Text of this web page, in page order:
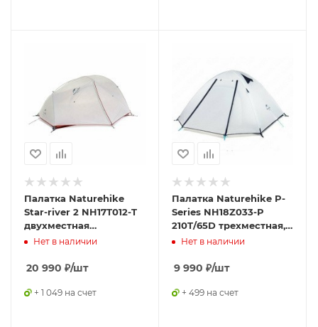
Палатка Naturehike
Star-river 2 NH17T012-T
двухместная
сверхлегкая с
6927595716489
Нет в наличии
20 990 ₽/шт
+ 1 049 на счет
Палатка Naturehike P-
Series NH18Z033-P
210T/65D трехместная,
белая, 6927595729663
Нет в наличии
9 990 ₽/шт
+ 499 на счет